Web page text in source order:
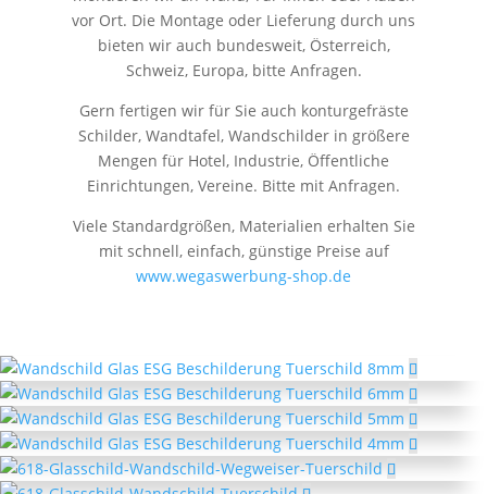
vor Ort. Die Montage oder Lieferung durch uns
bieten wir auch bundesweit, Österreich,
Schweiz, Europa, bitte Anfragen.
Gern fertigen wir für Sie auch konturgefräste
Schilder, Wandtafel, Wandschilder in größere
Mengen für Hotel, Industrie, Öffentliche
Einrichtungen, Vereine. Bitte mit Anfragen.
Viele Standardgrößen, Materialien erhalten Sie
mit schnell, einfach, günstige Preise auf
www.wegaswerbung-shop.de